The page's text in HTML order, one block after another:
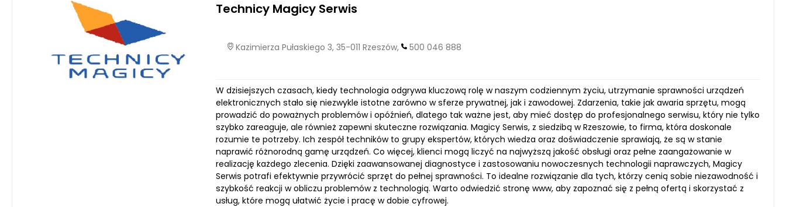
Technicy Magicy Serwis
Kazimierza Pułaskiego 3, 35-011 Rzeszów, 500 046 888
W dzisiejszych czasach, kiedy technologia odgrywa kluczową rolę w naszym codziennym życiu, utrzymanie sprawności urządzeń
elektronicznych stało się niezwykle istotne zarówno w sferze prywatnej, jak i zawodowej. Zdarzenia, takie jak awaria sprzętu, mogą
prowadzić do poważnych problemów i opóźnień, dlatego tak ważne jest, aby mieć dostęp do profesjonalnego serwisu, który nie tylko
szybko zareaguje, ale również zapewni skuteczne rozwiązania. Magicy Serwis, z siedzibą w Rzeszowie, to firma, która doskonale
rozumie te potrzeby. Ich zespół techników to grupy ekspertów, których wiedza oraz doświadczenie sprawiają, że są w stanie
naprawić różnorodną gamę urządzeń. Co więcej, klienci mogą liczyć na najwyższą jakość obsługi oraz pełne zaangażowanie w
realizację każdego zlecenia. Dzięki zaawansowanej diagnostyce i zastosowaniu nowoczesnych technologii naprawczych, Magicy
Serwis potrafi efektywnie przywrócić sprzęt do pełnej sprawności. To idealne rozwiązanie dla tych, którzy cenią sobie niezawodność i
szybkość reakcji w obliczu problemów z technologią. Warto odwiedzić stronę www, aby zapoznać się z pełną ofertą i skorzystać z
usług, które mogą ułatwić życie i pracę w dobie cyfrowej.